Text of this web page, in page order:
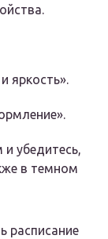
яркость».
убедитесь,
в темном
расписание